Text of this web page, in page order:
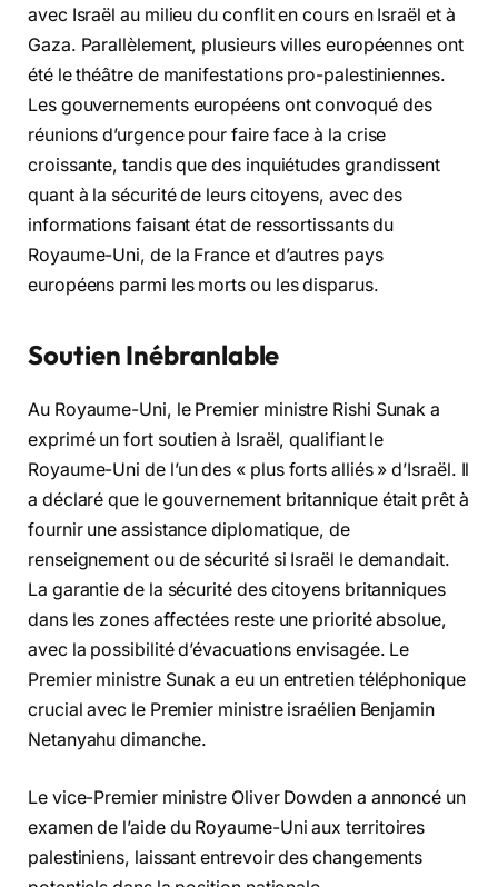
avec Israël au milieu du conflit en cours en Israël et à
Gaza. Parallèlement, plusieurs villes européennes ont
été le théâtre de manifestations pro-palestiniennes.
Les gouvernements européens ont convoqué des
réunions d’urgence pour faire face à la crise
croissante, tandis que des inquiétudes grandissent
quant à la sécurité de leurs citoyens, avec des
informations faisant état de ressortissants du
Royaume-Uni, de la France et d’autres pays
européens parmi les morts ou les disparus.
Soutien Inébranlable
Au Royaume-Uni, le Premier ministre Rishi Sunak a
exprimé un fort soutien à Israël, qualifiant le
Royaume-Uni de l’un des « plus forts alliés » d’Israël. Il
a déclaré que le gouvernement britannique était prêt à
fournir une assistance diplomatique, de
renseignement ou de sécurité si Israël le demandait.
La garantie de la sécurité des citoyens britanniques
dans les zones affectées reste une priorité absolue,
avec la possibilité d’évacuations envisagée. Le
Premier ministre Sunak a eu un entretien téléphonique
crucial avec le Premier ministre israélien Benjamin
Netanyahu dimanche.
Le vice-Premier ministre Oliver Dowden a annoncé un
examen de l’aide du Royaume-Uni aux territoires
palestiniens, laissant entrevoir des changements